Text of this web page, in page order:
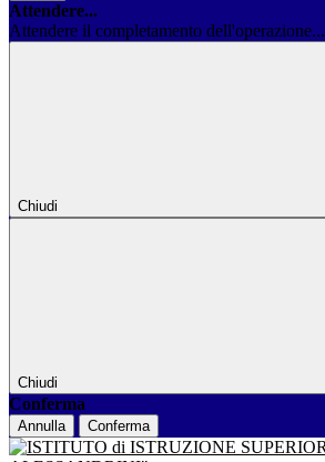
Attendere...
Attendere il completamento dell'operazione...
Chiudi
Chiudi
Conferma
Annulla Conferma